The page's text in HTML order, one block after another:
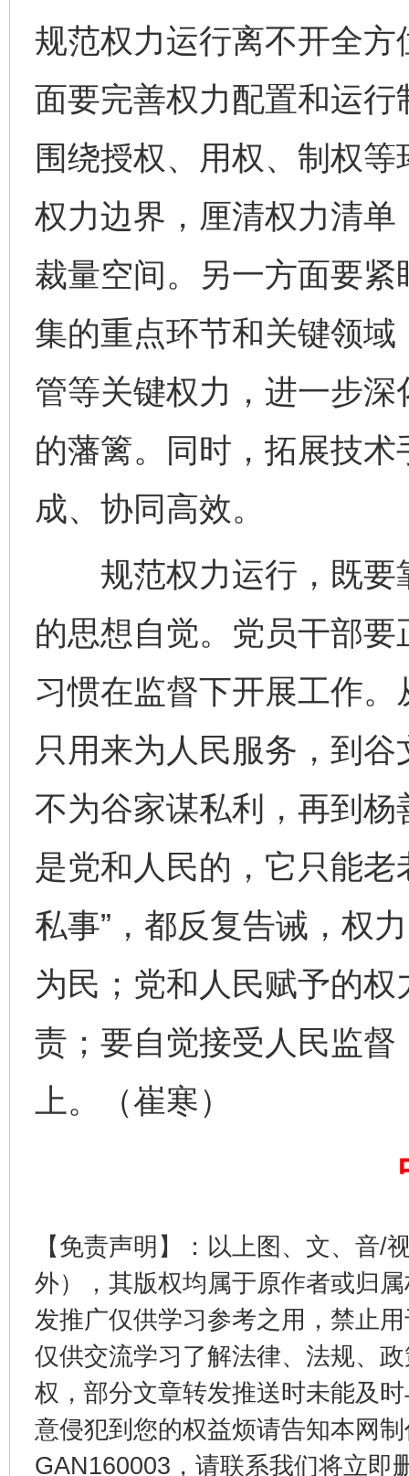
规范权力运行离不开全
面要完善权力配置和运
围绕授权、用权、制权
权力边界，厘清权力清
裁量空间。另一方面要
集的重点环节和关键领
管等关键权力，进一步
的藩篱。同时，拓展技
成、协同高效。
规范权力运行，既要
的思想自觉。党员干部
习惯在监督下开展工作
只用来为人民服务，到
不为谷家谋私利，再到杨
是党和人民的，它只能
私事”，都反复告诫，权
为民；党和人民赋予的
责；要自觉接受人民监
上。（崔寒）
【免责声明】：以上图、文、音/
外），其版权均属于原作者或归
发推广仅供学习参考之用，禁止
仅供交流学习了解法律、法规、
权，部分文章转发推送时未能及
意侵犯到您的权益烦请告知本网
GAN160003，请联系我们将立即
完善运行机制助力责任有效落实
东山县通报“牛蛙产品抗生素超标问题” 法